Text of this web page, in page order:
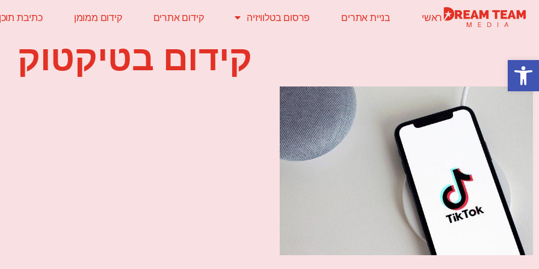
ראשי בניית אתרים פרסום בטלוויזיה קידום אתרים קידום ממומן כתיבת תוכן
קידום בטיקטוק פתח סרגל נגישות